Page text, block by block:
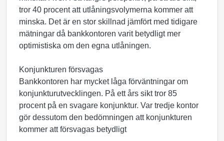
tror 40 procent att utlåningsvolymerna kommer att
minska. Det är en stor skillnad jämfört med tidigare
mätningar då bankkontoren varit betydligt mer
optimistiska om den egna utlåningen.
Konjunkturen försvagas
Bankkontoren har mycket låga förväntningar om
konjunkturutvecklingen. På ett års sikt tror 85
procent på en svagare konjunktur. Var tredje kontor
gör dessutom den bedömningen att konjunkturen
kommer att försvagas betydligt